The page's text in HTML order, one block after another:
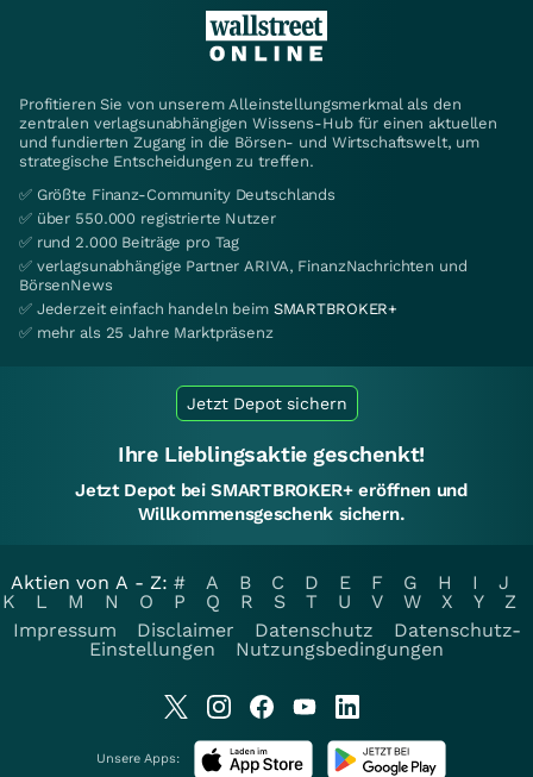
Profitieren Sie von unserem Alleinstellungsmerkmal als den
zentralen verlagsunabhängigen Wissens-Hub für einen aktuellen
und fundierten Zugang in die Börsen- und Wirtschaftswelt, um
strategische Entscheidungen zu treffen.
✅ Größte Finanz-Community Deutschlands
✅ über 550.000 registrierte Nutzer
✅ rund 2.000 Beiträge pro Tag
✅ verlagsunabhängige Partner ARIVA, FinanzNachrichten und
BörsenNews
✅ Jederzeit einfach handeln beim SMARTBROKER+
✅ mehr als 25 Jahre Marktpräsenz
Jetzt Depot sichern
Ihre Lieblingsaktie geschenkt!
Jetzt Depot bei SMARTBROKER+ eröffnen und
Willkommensgeschenk sichern.
Aktien von A - Z: # A B C D E F G H I
J
K
L M N O P Q R S T U V W X Y
Z
Impressum
Disclaimer Datenschutz
Datenschutz-
Einstellungen
Nutzungsbedingungen
Unsere Apps: